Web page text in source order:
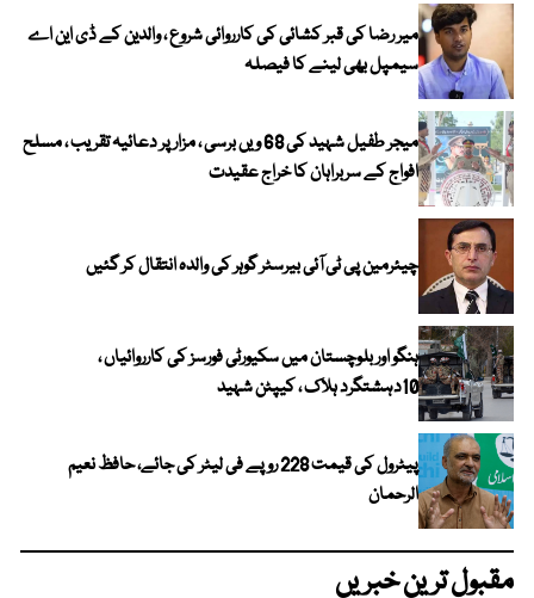
میر رضا کی قبر کشائی کی کارروائی شروع ، والدین کے ڈی این اے
سیمپل بھی لینے کا فیصلہ
میجر طفیل شہید کی 68 ویں برسی ، مزار پر دعائیہ تقریب ، مسلح
افواج کے سربراہان کا خراج عقیدت
چیئرمین پی ٹی آئی بیرسٹر گوہر کی والدہ انتقال کر گئیں
ہنگو اور بلوچستان میں سکیورٹی فورسز کی کارروائیاں ،
10دہشتگرد ہلاک ، کیپٹن شہید
پیٹرول کی قیمت 228 روپے فی لیٹر کی جائے، حافظ نعیم
الرحمان
مقبول ترین خبریں